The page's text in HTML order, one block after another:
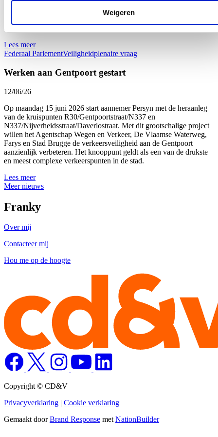
Weigeren
Recente incidenten tonen aan dat stationsomgevingen nog te vaak
geconfronteerd worden met geweld, overlast en criminaliteit. Wie de
trein neemt, moet zich veilig kunnen verplaatsen. Dat mag geen
discussiepunt zijn.
Lees meer
Federaal ParlementVeiligheidplenaire vraag
Werken aan Gentpoort gestart
12/06/26
Op maandag 15 juni 2026 start aannemer Persyn met de heraanleg
van de kruispunten R30/Gentpoortstraat/N337 en
N337/Nijverheidsstraat/Daverlostraat. Met dit grootschalige project
willen het Agentschap Wegen en Verkeer, De Vlaamse Waterweg,
Farys en Stad Brugge de verkeersveiligheid aan de Gentpoort
aanzienlijk verbeteren. Het knooppunt geldt als een van de drukste
en meest complexe verkeerspunten in de stad.
Lees meer
Meer nieuws
Franky
Over mij
Contacteer mij
Hou me op de hoogte
Copyright © CD&V
Privacyverklaring | Cookie verklaring
Gemaakt doorBrand Response metNationBuilder